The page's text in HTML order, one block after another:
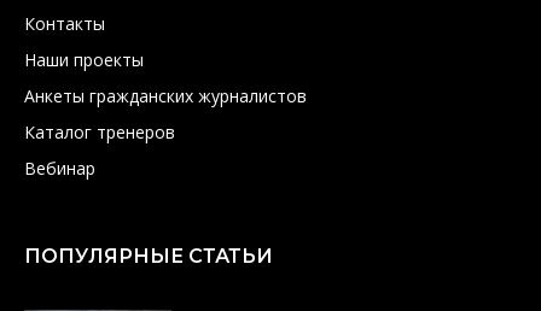
Контакты
Наши проекты
Анкеты гражданских журналистов
Каталог тренеров
Вебинар
ПОПУЛЯРНЫЕ СТАТЬИ